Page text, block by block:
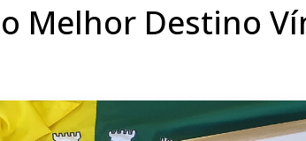
Melhor Destino